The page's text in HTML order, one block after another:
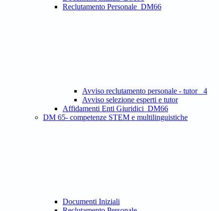
Reclutamento Personale_DM66
Avviso reclutamento personale - tutor _4
Avviso selezione esperti e tutor
Affidamenti Enti Giuridici_DM66
DM 65- competenze STEM e multilinguistiche
Documenti Iniziali